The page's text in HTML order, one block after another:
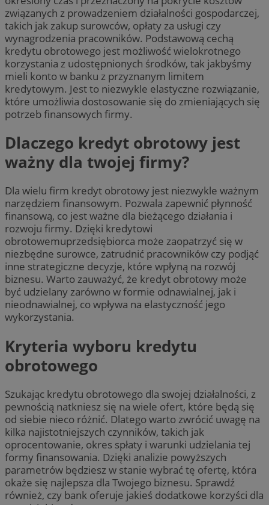
związanych z prowadzeniem działalności gospodarczej,
takich jak zakup surowców, opłaty za usługi czy
wynagrodzenia pracowników. Podstawową cechą
kredytu obrotowego jest możliwość wielokrotnego
korzystania z udostępnionych środków, tak jakbyśmy
mieli konto w banku z przyznanym limitem
kredytowym. Jest to niezwykle elastyczne rozwiązanie,
które umożliwia dostosowanie się do zmieniających się
potrzeb finansowych firmy.
Dlaczego kredyt obrotowy jest
ważny dla twojej firmy?
Dla wielu firm kredyt obrotowy jest niezwykle ważnym
narzędziem finansowym. Pozwala zapewnić płynność
finansową, co jest ważne dla bieżącego działania i
rozwoju firmy. Dzięki kredytowi
obrotowemuprzedsiębiorca może zaopatrzyć się w
niezbędne surowce, zatrudnić pracowników czy podjąć
inne strategiczne decyzje, które wpłyną na rozwój
biznesu. Warto zauważyć, że kredyt obrotowy może
być udzielany zarówno w formie odnawialnej, jak i
nieodnawialnej, co wpływa na elastyczność jego
wykorzystania.
Kryteria wyboru kredytu
obrotowego
Szukając kredytu obrotowego dla swojej działalności, z
pewnością natkniesz się na wiele ofert, które będą się
od siebie nieco różnić. Dlatego warto zwrócić uwagę na
kilka najistotniejszych czynników, takich jak
oprocentowanie, okres spłaty i warunki udzielania tej
formy finansowania. Dzięki analizie powyższych
parametrów będziesz w stanie wybrać tę ofertę, która
okaże się najlepsza dla Twojego biznesu. Sprawdź
również, czy bank oferuje jakieś dodatkowe korzyści dla